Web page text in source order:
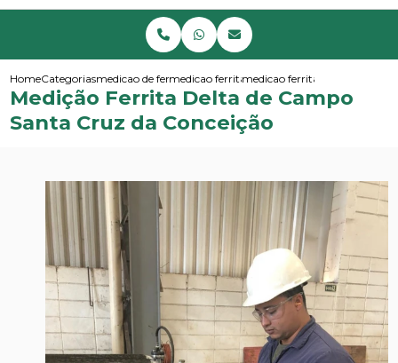
HomeCategoriasmedicao de ferritamedicao ferrita de campomedicao ferrita delta de
Medição Ferrita Delta de Campo
Santa Cruz da Conceição